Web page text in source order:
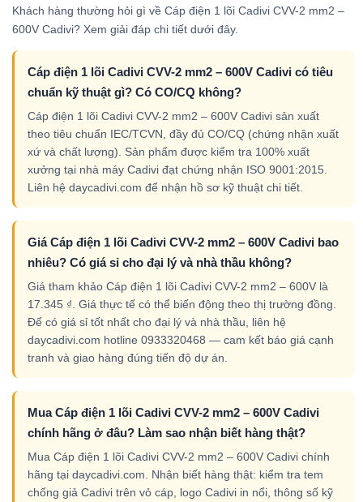
Khách hàng thường hỏi gì về Cáp điện 1 lõi Cadivi CVV-2 mm2 –
600V Cadivi? Xem giải đáp chi tiết dưới đây.
Cáp điện 1 lõi Cadivi CVV-2 mm2 – 600V Cadivi có tiêu
chuẩn kỹ thuật gì? Có CO/CQ không?
Cáp điện 1 lõi Cadivi CVV-2 mm2 – 600V Cadivi sản xuất
theo tiêu chuẩn IEC/TCVN, đầy đủ CO/CQ (chứng nhận xuất
xứ và chất lượng). Sản phẩm được kiểm tra 100% xuất
xưởng tại nhà máy Cadivi đạt chứng nhận ISO 9001:2015.
Liên hệ daycadivi.com để nhận hồ sơ kỹ thuật chi tiết.
Giá Cáp điện 1 lõi Cadivi CVV-2 mm2 – 600V Cadivi bao
nhiêu? Có giá sỉ cho đại lý và nhà thầu không?
Giá tham khảo Cáp điện 1 lõi Cadivi CVV-2 mm2 – 600V là
17.345 ₫. Giá thực tế có thể biến động theo thị trường đồng.
Để có giá sỉ tốt nhất cho đại lý và nhà thầu, liên hệ
daycadivi.com hotline 0933320468 — cam kết báo giá cạnh
tranh và giao hàng đúng tiến độ dự án.
Mua Cáp điện 1 lõi Cadivi CVV-2 mm2 – 600V Cadivi
chính hãng ở đâu? Làm sao nhận biết hàng thật?
Mua Cáp điện 1 lõi Cadivi CVV-2 mm2 – 600V Cadivi chính
hãng tại daycadivi.com. Nhận biết hàng thật: kiểm tra tem
chống giả Cadivi trên vỏ cáp, logo Cadivi in nổi, thông số kỹ